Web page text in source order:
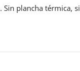
plancha térmica,